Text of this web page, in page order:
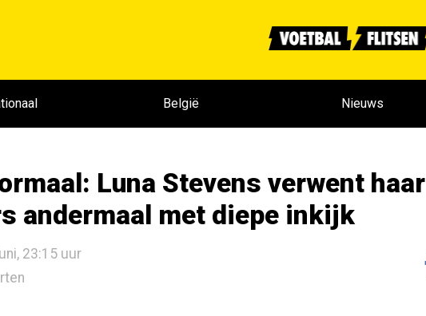
België Nieuws
Luna Stevens verwent haar
andermaal met diepe inkijk
23:15 uur